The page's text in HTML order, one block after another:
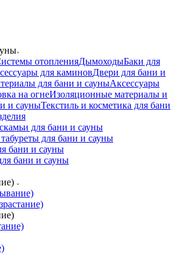
отопленияДымоходыБаки для
для каминовДвери для бани и
для бани и сауныАксессуары
на огнеИзоляционные материалы и
и сауныТекстиль и косметика для бани
для бани и сауны
для бани и сауны
бани и сауны
бани и сауны